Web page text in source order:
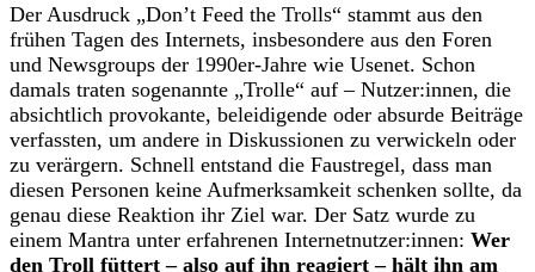
Der Ausdruck „Don’t Feed the Trolls“ stammt aus den
frühen Tagen des Internets, insbesondere aus den Foren
und Newsgroups der 1990er-Jahre wie Usenet. Schon
damals traten sogenannte „Trolle“ auf – Nutzer:innen, die
absichtlich provokante, beleidigende oder absurde Beiträge
verfassten, um andere in Diskussionen zu verwickeln oder
zu verärgern. Schnell entstand die Faustregel, dass man
diesen Personen keine Aufmerksamkeit schenken sollte, da
genau diese Reaktion ihr Ziel war. Der Satz wurde zu
einem Mantra unter erfahrenen Internetnutzer:innen: Wer
den Troll füttert – also auf ihn reagiert – hält ihn am